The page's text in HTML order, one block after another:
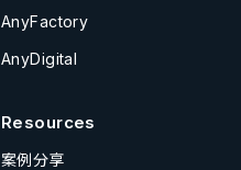
AnyFactory
AnyDigital
Resources
案例分享